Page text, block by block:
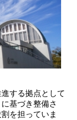
する拠点として
基づき整備さ
を担っていま